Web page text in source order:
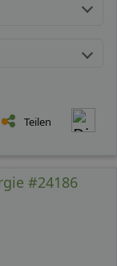
Teilen
#24186